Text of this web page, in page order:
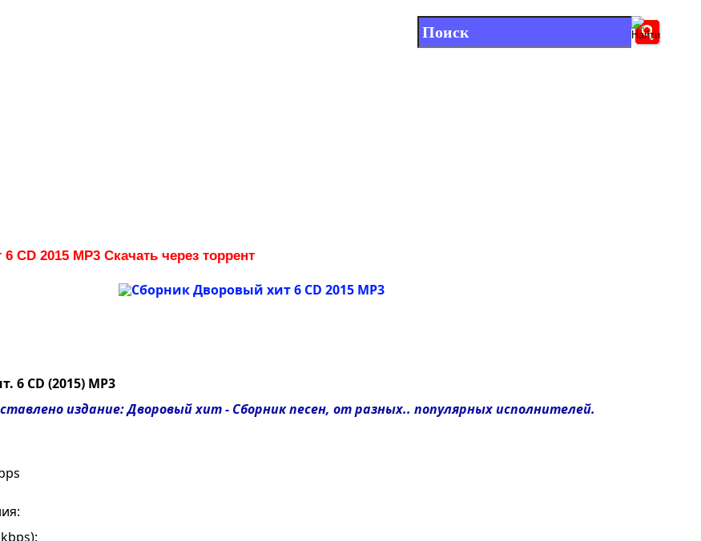
CD 2015 MP3 Скачать через торрент
6 CD (2015) MP3
издание: Дворовый хит - Сборник песен, от разных.. популярных исполнителей.